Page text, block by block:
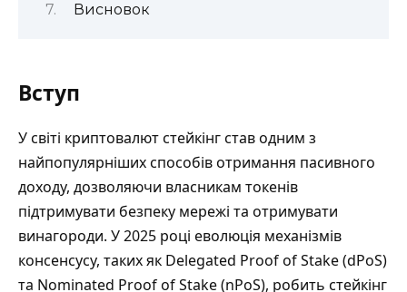
Висновок
Вступ
У світі криптовалютстейкінгстав одним з
найпопулярніших способів отримання пасивного
доходу, дозволяючи власникам токенів
підтримувати безпеку мережі та отримувати
винагороди. У 2025 році еволюція механізмів
консенсусу, таких як Delegated Proof of Stake (dPoS)
та Nominated Proof of Stake (nPoS), робить стейкінг